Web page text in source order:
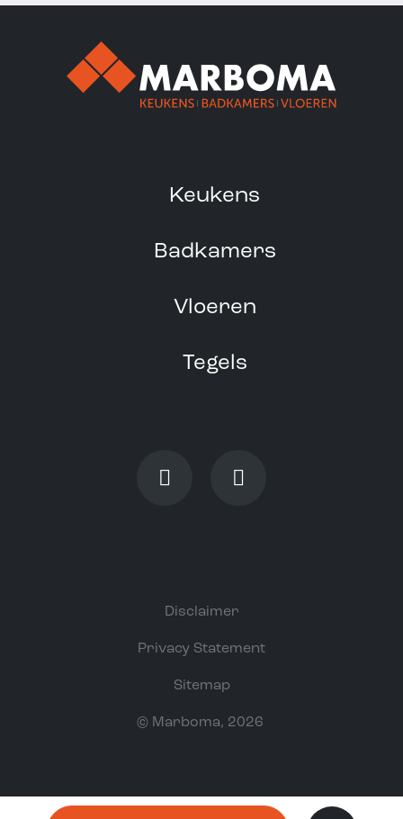
Keukens
Badkamers
Vloeren
Tegels
© Marboma, 2026
Disclaimer
Privacy Statement
Sitemap